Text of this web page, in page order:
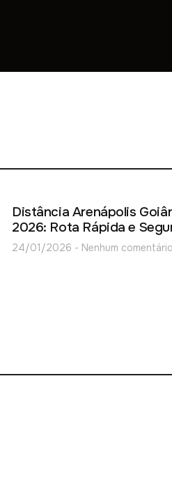
Distância Arenápolis
2026: Rota Rápida e
24/01/2026 Nenhum comentário